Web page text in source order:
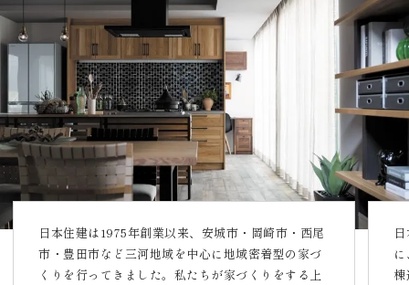
日本住建は1975年創業以来、安城市・岡崎市・西尾
市・豊田市など三河地域を中心に地域密着型の家づ
くりを行ってきました。私たちが家づくりをする上